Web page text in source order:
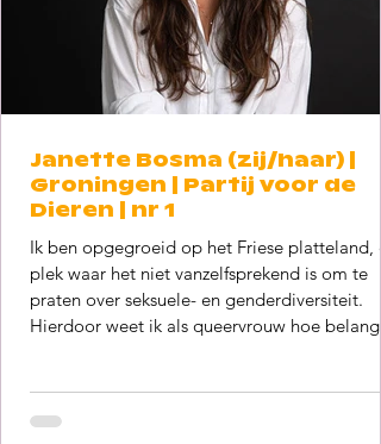
Janette Bosma (zij/haar) |
Groningen | Partij voor de
Dieren | nr 1
Ik ben opgegroeid op het Friese platteland,
plek waar het niet vanzelfsprekend is om te
praten over seksuele- en genderdiversiteit.
Hierdoor weet ik als queervrouw hoe
ook bent, waar je je ook mee identificeert en